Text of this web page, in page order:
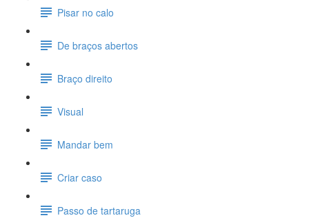
Pisar no calo
De braços abertos
Braço direito
Visual
Mandar bem
Criar caso
Passo de tartaruga